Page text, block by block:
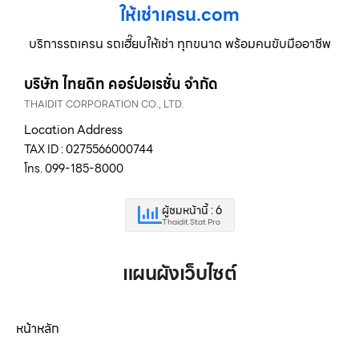
ให้เช่าเครน.com
บริการรถเครน รถเฮี๊ยบให้เช่า ทุกขนาด พร้อมคนขับมืออาชีพ
บริษัท ไทยดิท คอร์ปอเรชั่น จำกัด
THAIDIT CORPORATION CO., LTD.
Location Address
TAX ID : 0275566000744
โทร. 099-185-8000
ผู้ชมหน้านี้ : 6
Thaidit Stat Pro
แผนผังเว็บไซต์
หน้าหลัก